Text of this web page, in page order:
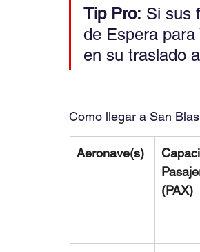
Tip Pro: Si sus
de Espera
en su traslado
Como llegar a San
Aeronave(s)
(PAX)